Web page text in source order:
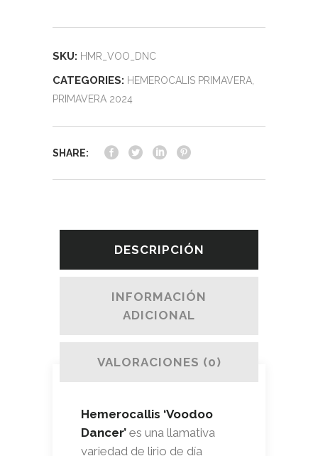
SKU: HMR_VOO_DNC
CATEGORIES: HEMEROCALIS PRIMAVERA
PRIMAVERA 2024
SHARE:
DESCRIPCIÓN
INFORMACIÓN
ADICIONAL
VALORACIONES (0)
Hemerocallis ‘Voodoo
Dancer’ es una llamativa
variedad de lirio de día